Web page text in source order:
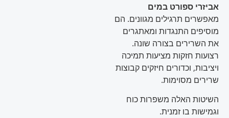
אביזרי ספורט במים
מאפשרים תרגילים מגוונים. הם
מוסיפים התנגדות ומאתגרים
את השרירים בצורה שונה.
רצועות חזקות מציעות תמיכה
ויציבות, וכדורים חיזקים קבוצות
שרירים מסוימות.
השיטות האלה משפרות כוח
וגמישות בו זמנית.